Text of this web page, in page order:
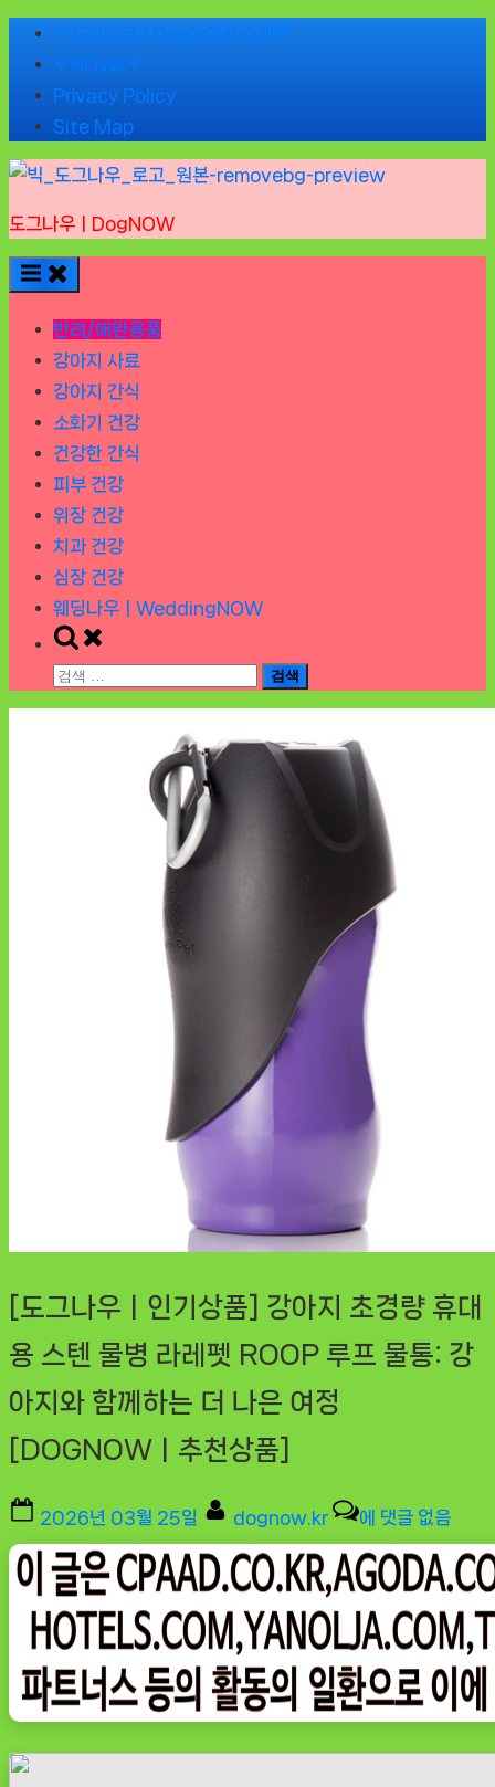
Skip
content
🌹도그나우ㅣDogNOW 소개🌹
🌹NOWs🌹
Privacy Policy
Site Map
도그나우ㅣDogNOW
반려/애완용품
강아지 사료
강아지 간식
소화기 건강
건강한 간식
피부 건강
위장 건강
치과 건강
심장 건강
웨딩나우ㅣWeddingNOW
Toggle
search
검
색:
[도그나우ㅣ인기상품] 강아지 초경량 휴대
용 스텐 물병 라레펫 ROOP 루프 물통: 강
아지와 함께하는 더 나은 여정
[DOGNOWㅣ추천상품]
Posted
on
2026년 03월 25일 By
dognow.kr
[도
그
나
ㅣ
인
기
상
품]
에 댓글 없음